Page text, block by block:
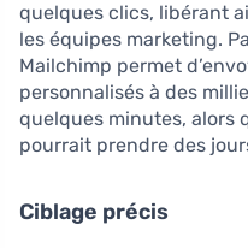
quelques clics, libérant
les équipes marketing.
Mailchimp permet
personnalisés à des
quelques minutes, alors
pourrait prendre des
Ciblage précis